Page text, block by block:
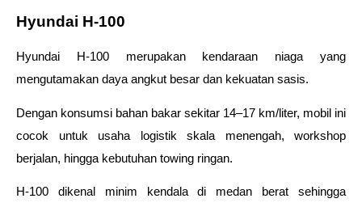
Hyundai H-100
Hyundai H-100 merupakan kendaraan niaga yang
mengutamakan daya angkut besar dan kekuatan sasis.
Dengan konsumsi bahan bakar sekitar 14–17 km/liter, mobil ini
cocok untuk usaha logistik skala menengah, workshop
berjalan, hingga kebutuhan towing ringan.
H-100 dikenal minim kendala di medan berat sehingga